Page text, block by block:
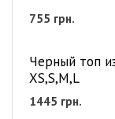
755 грн.
Черный топ
XS,S,M,L
1445 грн.